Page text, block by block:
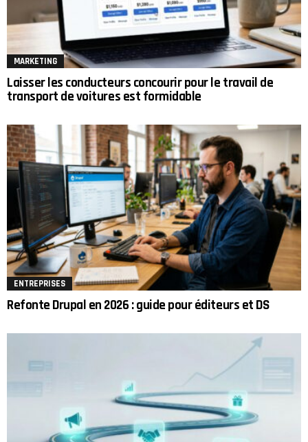
MARKETING
Laisser les conducteurs concourir pour le travail de
transport de voitures est formidable
ENTREPRISES
Refonte Drupal en 2026 : guide pour éditeurs et DS